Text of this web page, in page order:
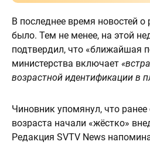
В последнее время новостей о
было. Тем не менее, на этой
подтвердил, что «ближайшая
министерства включает
возрастной идентификации в
Чиновник упомянул, что
возраста начали «жёстко»
Редакция SVTV News